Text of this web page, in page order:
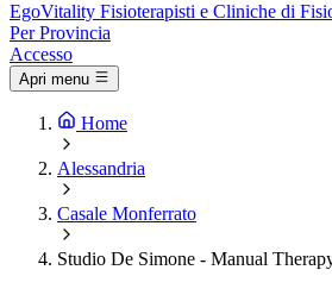
EgoVitality Fisioterapisti e Cliniche di
Per Provincia
Accesso
Apri menu
Home
Alessandria
Casale Monferrato
Studio De Simone - Manual